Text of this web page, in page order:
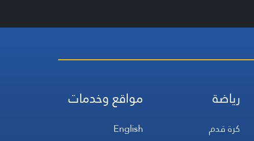
رياضة
كرة قدم
مواقع وخدمات
English